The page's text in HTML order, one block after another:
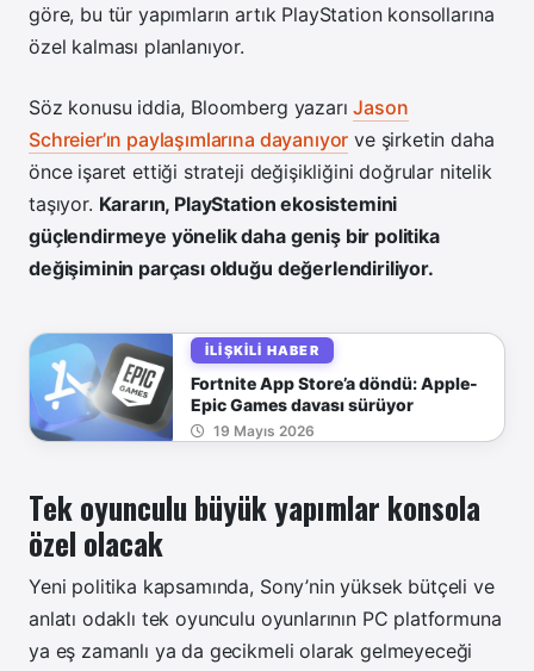
göre, bu tür yapımların artık PlayStation konsollarına
özel kalması planlanıyor.
Söz konusu iddia, Bloomberg yazarıJason
Schreier’ın paylaşımlarına dayanıyor ve şirketin daha
önce işaret ettiği strateji değişikliğini doğrular nitelik
taşıyor. Kararın, PlayStation ekosistemini
güçlendirmeye yönelik daha geniş bir politika
değişiminin parçası olduğu değerlendiriliyor.
İLIŞKILI HABER
Fortnite App Store’a döndü: Apple-
Epic Games davası sürüyor
19 Mayıs 2026
Tek oyunculu büyük yapımlar konsola
özel olacak
Yeni politika kapsamında, Sony’nin yüksek bütçeli ve
anlatı odaklı tek oyunculu oyunlarının PC platformuna
ya eş zamanlı ya da gecikmeli olarak gelmeyeceği